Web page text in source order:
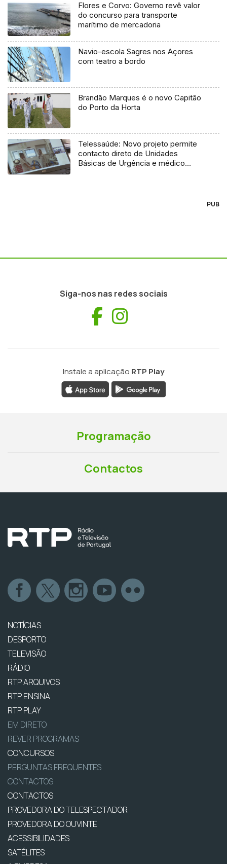
Flores e Corvo: Governo revê valor
do concurso para transporte
marítimo de mercadoria
Navio-escola Sagres nos Açores
com teatro a bordo
Brandão Marques é o novo Capitão
do Porto da Horta
Telessaúde: Novo projeto permite
contacto direto de Unidades
Básicas de Urgência e médico
PUB
Siga-nos nas redes sociais
Facebook
Instale a aplicação RTP Play
Programação
Contactos
NOTÍCIAS
DESPORTO
TELEVISÃO
RÁDIO
RTP ARQUIVOS
RTP ENSINA
RTP PLAY
EM DIRETO
REVER PROGRAMAS
CONCURSOS
PERGUNTAS FREQUENTES
CONTACTOS
CONTACTOS
PROVEDORA DO TELESPECTADOR
PROVEDORA DO OUVINTE
ACESSIBILIDADES
SATÉLITES